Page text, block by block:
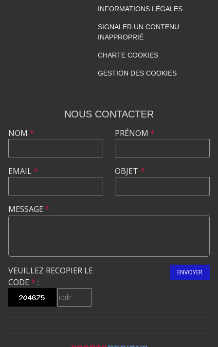
INFORMATIONS LÉGALES
SIGNALER UN CONTENU
INAPPROPRIÉ
CHARTE COOKIES
GESTION DES COOKIES
NOUS CONTACTER
NOM *
EMAIL*
PRÉNOM *
OBJET *
MESSAGE *
VEUILLEZ RECOPIER LE
CODE * :
ENVOYER